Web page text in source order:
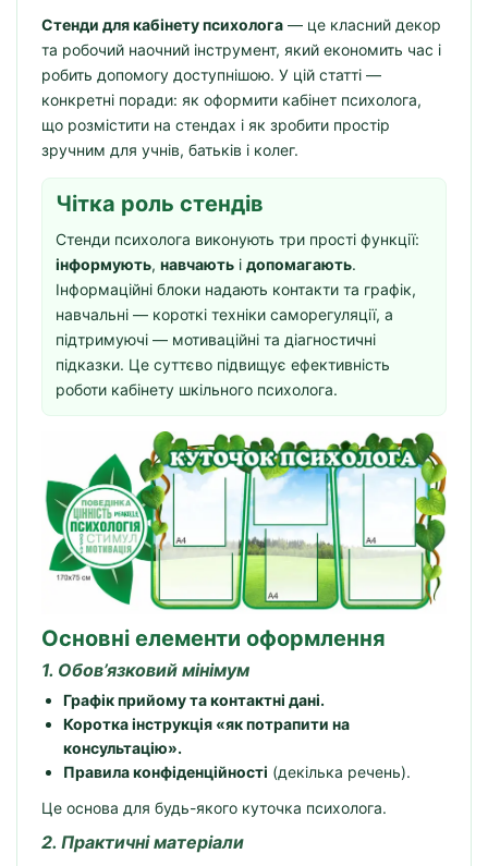
Стенди для кабінету психолога — це класний декор
та робочий наочний інструмент, який економить час і
робить допомогу доступнішою. У цій статті —
конкретні поради: як оформити кабінет психолога,
що розмістити на стендах і як зробити простір
зручним для учнів, батьків і колег.
Чітка роль стендів
Стенди психолога виконують три прості функції:
інформують, навчають і допомагають.
Інформаційні блоки надають контакти та графік,
навчальні — короткі техніки саморегуляції, а
підтримуючі — мотиваційні та діагностичні
підказки. Це суттєво підвищує ефективність
роботи кабінету шкільного психолога.
Основні елементи оформлення
1. Обов’язковий мінімум
Графік прийому та контактні дані.
Коротка інструкція «як потрапити на
консультацію».
Правила конфіденційності (декілька речень).
Це основа для будь-якого куточка психолога.
2. Практичні матеріали